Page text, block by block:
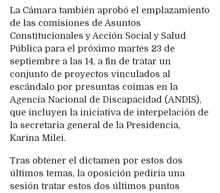
La Cámara también aprobó el emplazamiento
de las comisiones de Asuntos
Constitucionales y Acción Social y Salud
Pública para el próximo martes 23 de
septiembre a las 14, a fin de tratar un
conjunto de proyectos vinculados al
escándalo por presuntas coimas en la
Agencia Nacional de Discapacidad (ANDIS),
que incluyen la iniciativa de interpelación de
la secretaria general de la Presidencia,
Karina Milei.
Tras obtener el dictamen por estos dos
últimos temas, la oposición pediría una
sesión tratar estos dos últimos puntos